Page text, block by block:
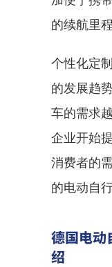
的续航里
个性化定
的发展趋
车的需求
企业开始
消费者的
的电动自行
德国电动
绍